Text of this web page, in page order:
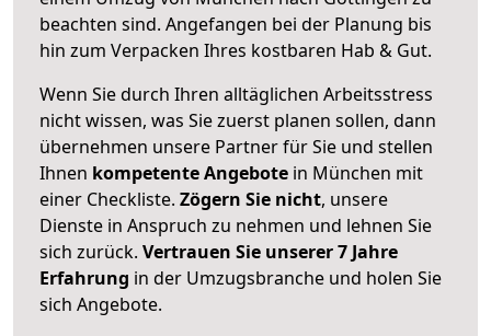
beachten sind. Angefangen bei der Planung bis
hin zum Verpacken Ihres kostbaren Hab & Gut.
Wenn Sie durch Ihren alltäglichen Arbeitsstress
nicht wissen, was Sie zuerst planen sollen, dann
übernehmen unsere Partner für Sie und stellen
Ihnen kompetente Angebote in München mit
einer Checkliste. Zögern Sie nicht, unsere
Dienste in Anspruch zu nehmen und lehnen Sie
sich zurück. Vertrauen Sie unserer 7 Jahre
Erfahrung in der Umzugsbranche und holen Sie
sich Angebote.